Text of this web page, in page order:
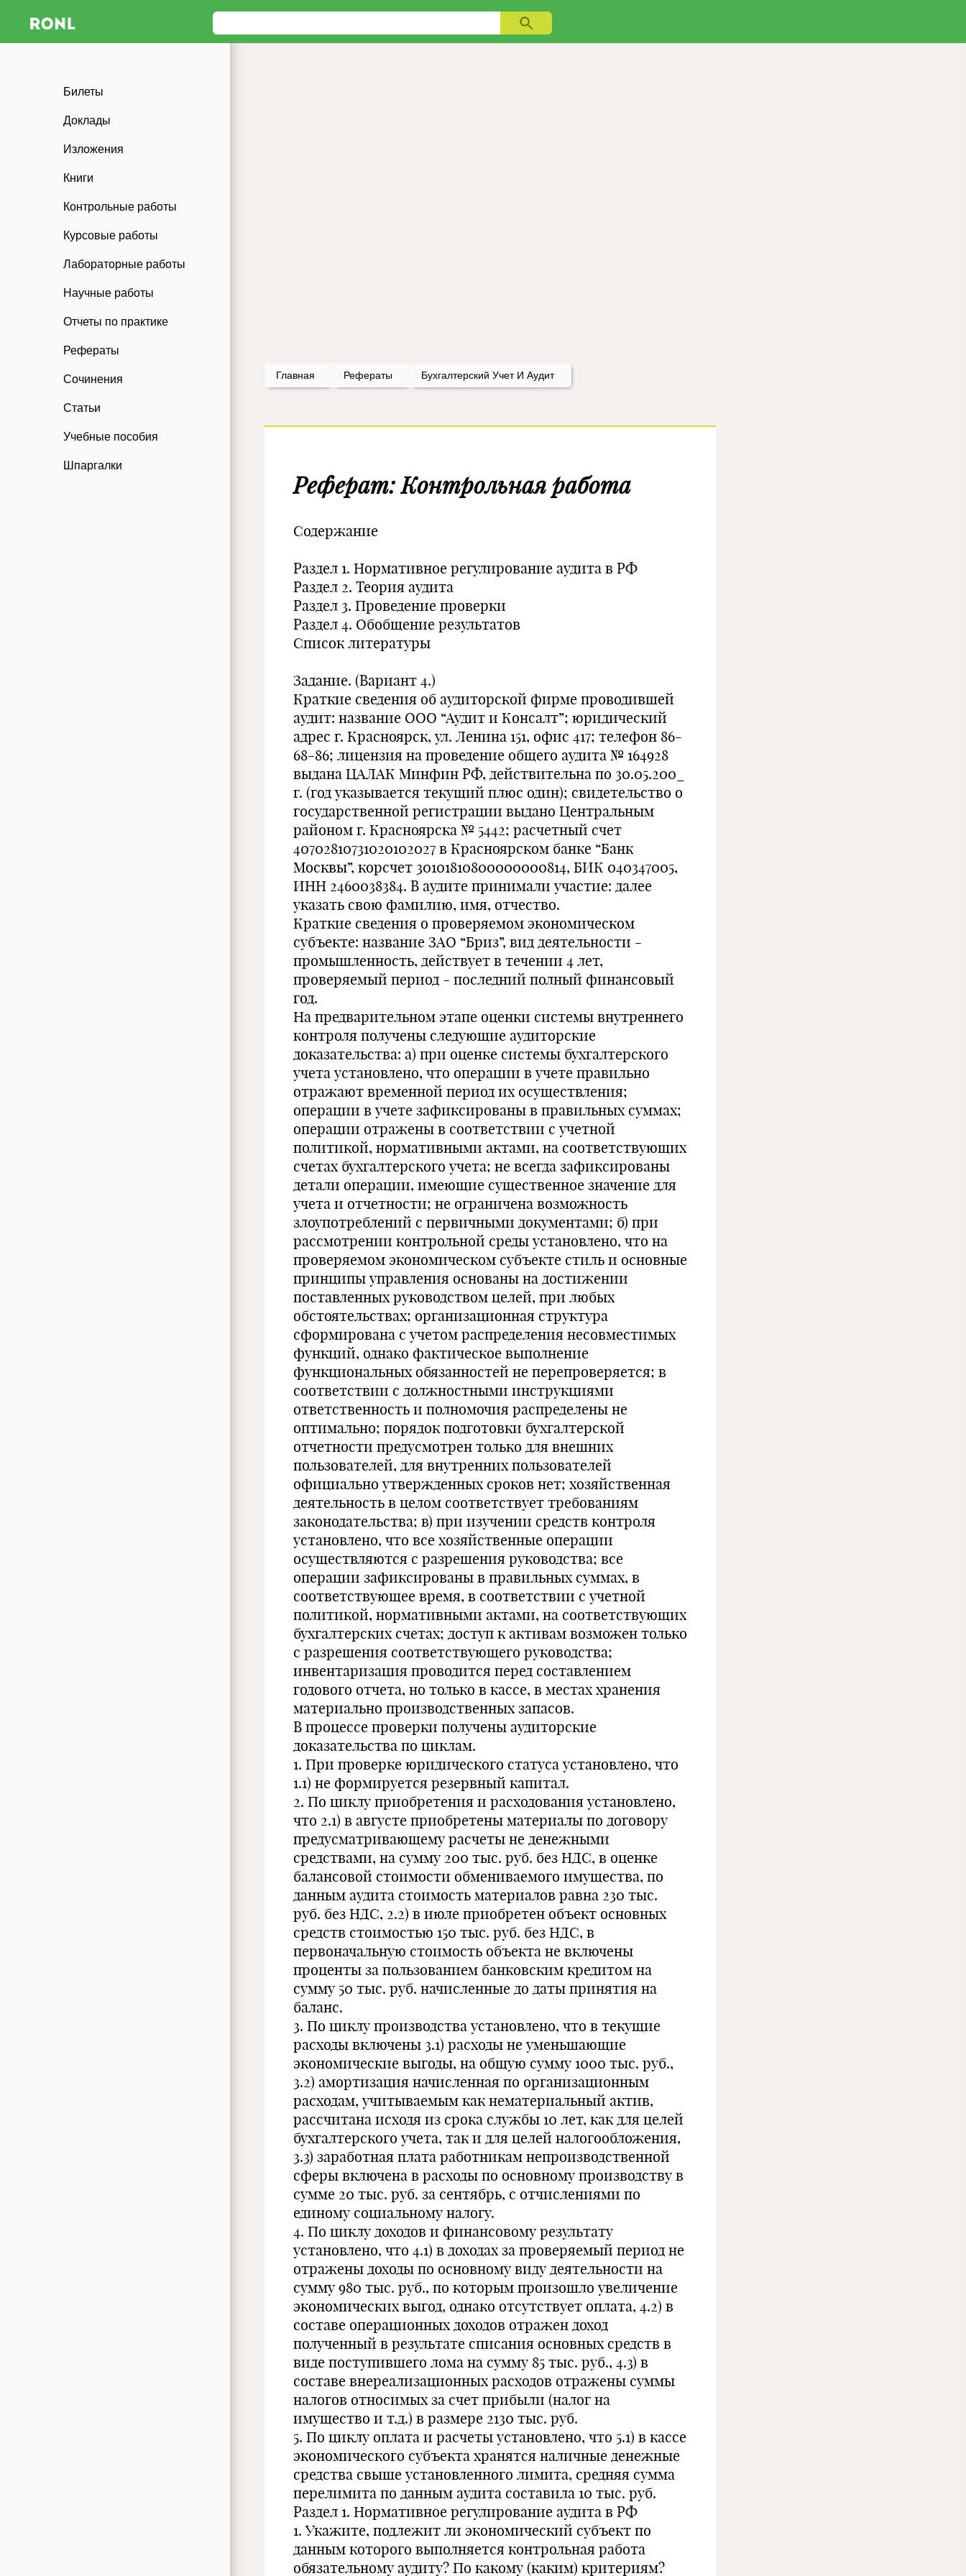
Билеты
Доклады
Изложения
Книги
Контрольные работы
Курсовые работы
Лабораторные работы
Научные работы
Отчеты по практике
Рефераты
Сочинения
Статьи
Учебные пособия
Шпаргалки
Главная Рефераты Бухгалтерский Учет И Аудит
Реферат: Контрольная работа
Содержание
Раздел 1. Нормативное регулирование аудита в РФ
Раздел 2. Теория аудита
Раздел 3. Проведение проверки
Раздел 4. Обобщение результатов
Список литературы
Задание. (Вариант 4.)
Краткие сведения об аудиторской фирме проводившей
аудит: название ООО “Аудит и Консалт”; юридический
адрес г. Красноярск, ул. Ленина 151, офис 417; телефон 86-
68-86; лицензия на проведение общего аудита № 164928
выдана ЦАЛАК Минфин РФ, действительна по 30.05.200_
г. (год указывается текущий плюс один); свидетельство о
государственной регистрации выдано Центральным
районом г. Красноярска № 5442; расчетный счет
40702810731020102027 в Красноярском банке “Банк
Москвы”, корсчет 30101810800000000814, БИК 040347005,
ИНН 2460038384. В аудите принимали участие: далее
указать свою фамилию, имя, отчество.
Краткие сведения о проверяемом экономическом
субъекте: название ЗАО “Бриз”, вид деятельности -
промышленность, действует в течении 4 лет,
проверяемый период - последний полный финансовый
год.
На предварительном этапе оценки системы внутреннего
контроля получены следующие аудиторские
доказательства: а) при оценке системы бухгалтерского
учета установлено, что операции в учете правильно
отражают временной период их осуществления;
операции в учете зафиксированы в правильных суммах;
операции отражены в соответствии с учетной
политикой, нормативными актами, на соответствующих
счетах бухгалтерского учета; не всегда зафиксированы
детали операции, имеющие существенное значение для
учета и отчетности; не ограничена возможность
злоупотреблений с первичными документами; б) при
рассмотрении контрольной среды установлено, что на
проверяемом экономическом субъекте стиль и основные
принципы управления основаны на достижении
поставленных руководством целей, при любых
обстоятельствах; организационная структура
сформирована с учетом распределения несовместимых
функций, однако фактическое выполнение
функциональных обязанностей не перепроверяется; в
соответствии с должностными инструкциями
ответственность и полномочия распределены не
оптимально; порядок подготовки бухгалтерской
отчетности предусмотрен только для внешних
пользователей, для внутренних пользователей
официально утвержденных сроков нет; хозяйственная
деятельность в целом соответствует требованиям
законодательства; в) при изучении средств контроля
установлено, что все хозяйственные операции
осуществляются с разрешения руководства; все
операции зафиксированы в правильных суммах, в
соответствующее время, в соответствии с учетной
политикой, нормативными актами, на соответствующих
бухгалтерских счетах; доступ к активам возможен только
с разрешения соответствующего руководства;
инвентаризация проводится перед составлением
годового отчета, но только в кассе, в местах хранения
материально производственных запасов.
В процессе проверки получены аудиторские
доказательства по циклам.
1. При проверке юридического статуса установлено, что
1.1) не формируется резервный капитал.
2. По циклу приобретения и расходования установлено,
что 2.1) в августе приобретены материалы по договору
предусматривающему расчеты не денежными
средствами, на сумму 200 тыс. руб. без НДС, в оценке
балансовой стоимости обмениваемого имущества, по
данным аудита стоимость материалов равна 230 тыс.
руб. без НДС, 2.2) в июле приобретен объект основных
средств стоимостью 150 тыс. руб. без НДС, в
первоначальную стоимость объекта не включены
проценты за пользованием банковским кредитом на
сумму 50 тыс. руб. начисленные до даты принятия на
баланс.
3. По циклу производства установлено, что в текущие
расходы включены 3.1) расходы не уменьшающие
экономические выгоды, на общую сумму 1000 тыс. руб.,
3.2) амортизация начисленная по организационным
расходам, учитываемым как нематериальный актив,
рассчитана исходя из срока службы 10 лет, как для целей
бухгалтерского учета, так и для целей налогообложения,
3.3) заработная плата работникам непроизводственной
сферы включена в расходы по основному производству в
сумме 20 тыс. руб. за сентябрь, с отчислениями по
единому социальному налогу.
4. По циклу доходов и финансовому результату
установлено, что 4.1) в доходах за проверяемый период не
отражены доходы по основному виду деятельности на
сумму 980 тыс. руб., по которым произошло увеличение
экономических выгод, однако отсутствует оплата, 4.2) в
составе операционных доходов отражен доход
полученный в результате списания основных средств в
виде поступившего лома на сумму 85 тыс. руб., 4.3) в
составе внереализационных расходов отражены суммы
налогов относимых за счет прибыли (налог на
имущество и т.д.) в размере 2130 тыс. руб.
5. По циклу оплата и расчеты установлено, что 5.1) в кассе
экономического субъекта хранятся наличные денежные
средства свыше установленного лимита, средняя сумма
перелимита по данным аудита составила 10 тыс. руб.
Раздел 1. Нормативное регулирование аудита в РФ
1. Укажите, подлежит ли экономический субъект по
данным которого выполняется контрольная работа
обязательному аудиту? По какому (каким) критериям?